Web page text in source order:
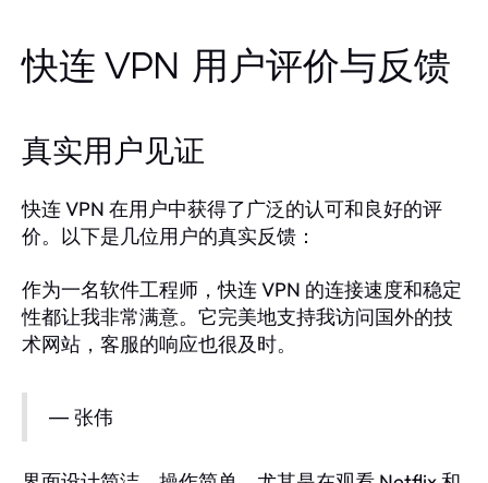
快连 VPN 用户评价与反馈
真实用户见证
快连 VPN 在用户中获得了广泛的认可和良好的评
价。以下是几位用户的真实反馈：
作为一名软件工程师，快连 VPN 的连接速度和稳定
性都让我非常满意。它完美地支持我访问国外的技
术网站，客服的响应也很及时。
— 张伟